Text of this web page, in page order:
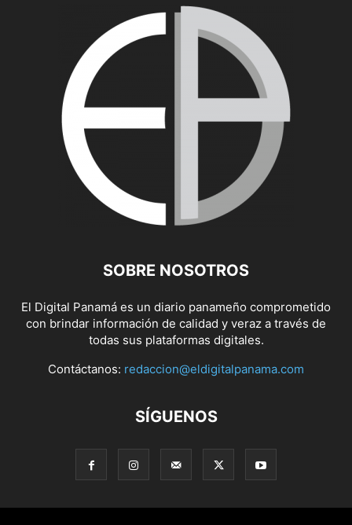
SOBRE NOSOTROS
El Digital Panamá es un diario panameño comprometido
con brindar información de calidad y veraz a través de
todas sus plataformas digitales.
Contáctanos: redaccion@eldigitalpanama.com
SÍGUENOS